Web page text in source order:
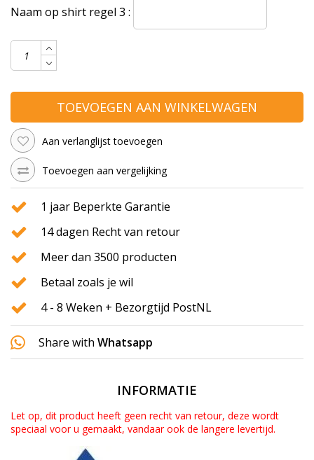
Naam op shirt regel 3 :
TOEVOEGEN AAN WINKELWAGEN
Aan verlanglijst toevoegen
Toevoegen aan vergelijking
1 jaar Beperkte Garantie
14 dagen Recht van retour
Meer dan 3500 producten
Betaal zoals je wil
4 - 8 Weken + Bezorgtijd PostNL
Share with Whatsapp
INFORMATIE
Let op, dit product heeft geen recht van retour, deze wordt
speciaal voor u gemaakt, vandaar ook de langere levertijd.